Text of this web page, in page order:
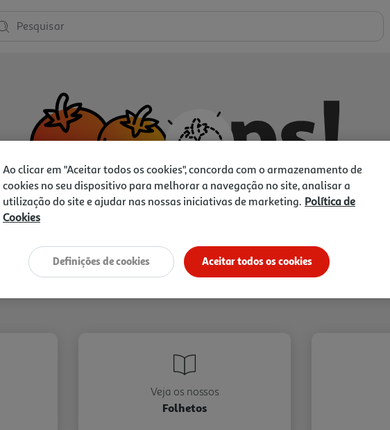
Pesquisar
Vamos tentar de novo?
Veja os nossos
Folhetos
Ao clicar em "Aceitar todos os cookies", concorda com o armazenamento de
cookies no seu dispositivo para melhorar a navegação no site, analisar a
utilização do site e ajudar nas nossas iniciativas de marketing. Política de
Cookies
Aceitar todos os cookies
Definições de cookies